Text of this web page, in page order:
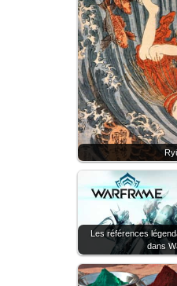
Les références
dans